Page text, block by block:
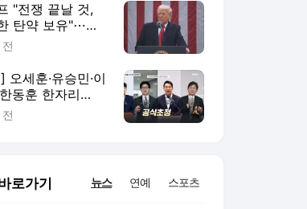
"전쟁 끝날 것,
탄약 보유"⋯이
지 말라" 조롱
오세훈·유승민·이
동훈 한자리
힘 세미나 초청
로가기 뉴스 연예 스포츠